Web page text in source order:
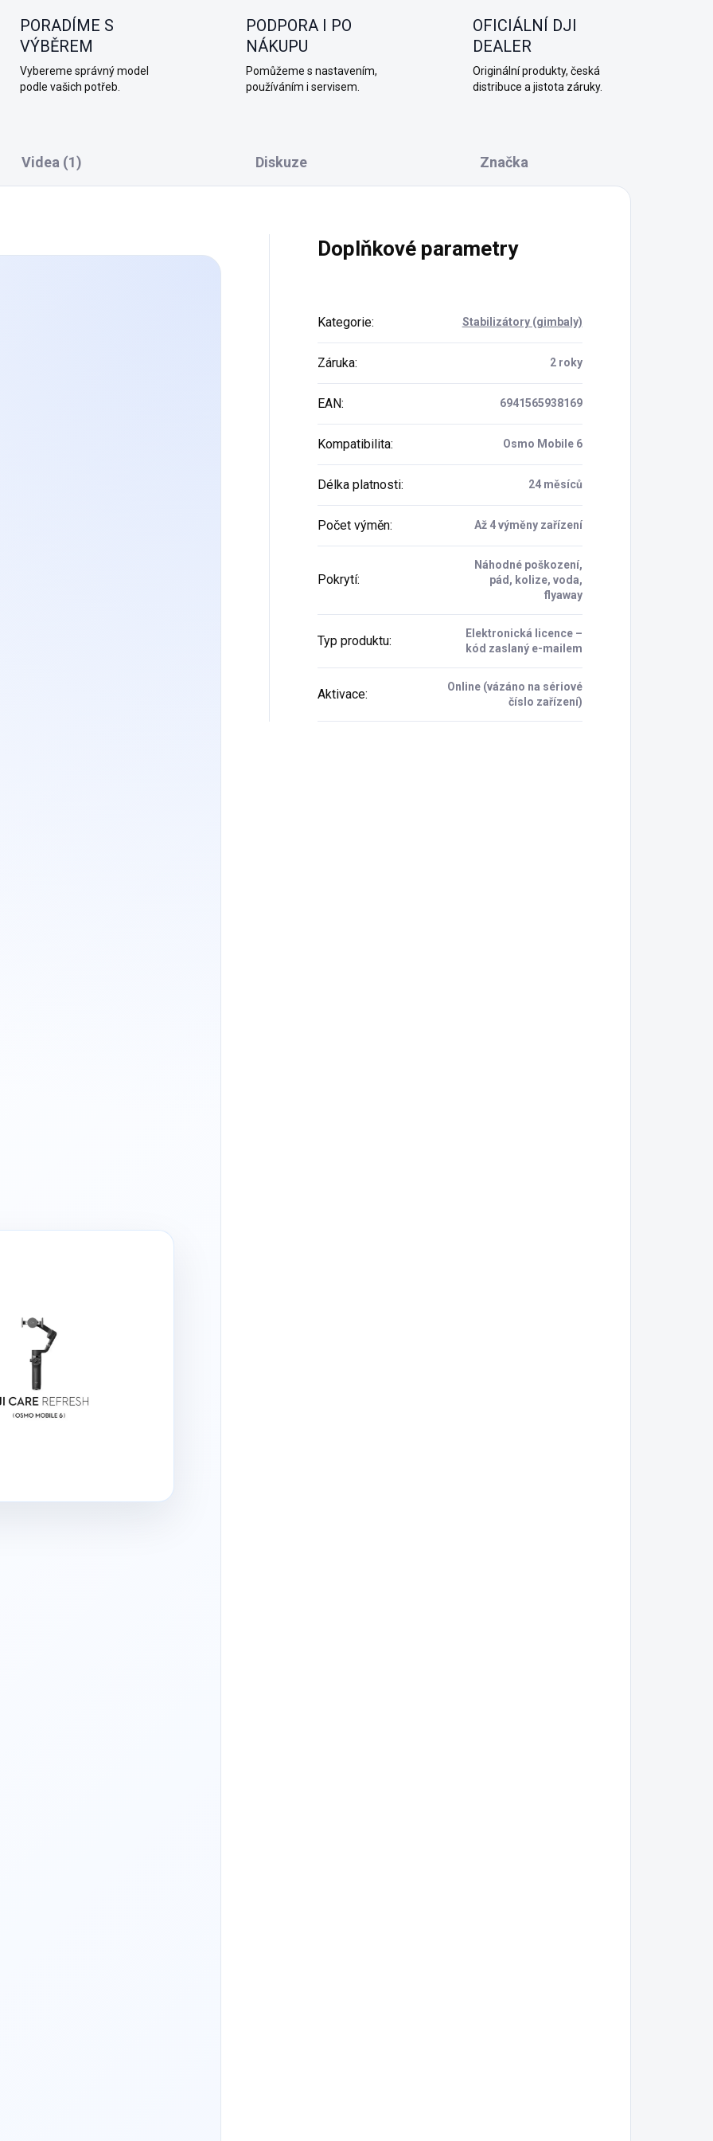
PORADÍME S
VÝBĚREM
Vybereme správný model
podle vašich potřeb.
PODPORA I PO
NÁKUPU
Pomůžeme s nastavením,
používáním i servisem.
OFICIÁLNÍ DJI
DEALER
Originální produkty, česká
distribuce a jistota záruky.
Videa (1) Diskuze Značka
Doplňkové parametry
Kategorie: Stabilizátory (gimbaly)
Záruka: 2 roky
EAN: 6941565938169
Kompatibilita: Osmo Mobile 6
Délka platnosti: 24 měsíců
Počet výměn: Až 4 výměny zařízení
Pokrytí:
Náhodné poškození,
pád, kolize, voda,
flyaway
Typ produktu:
Elektronická licence –
kód zaslaný e-mailem
Aktivace:
Online (vázáno na sériové
číslo zařízení)